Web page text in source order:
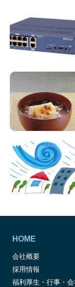
HOME
会社概要
採用情報
福利厚生・行事・